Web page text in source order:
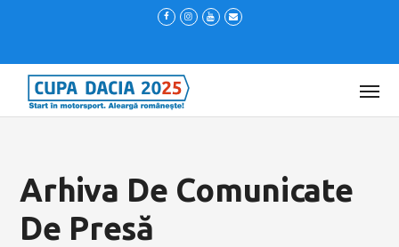
Arhiva De Comunicate
De Presă